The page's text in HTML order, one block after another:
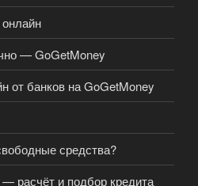
— GoGetMoney
от банков на GoGetMoney
средства?
расчёт и подбор кредита